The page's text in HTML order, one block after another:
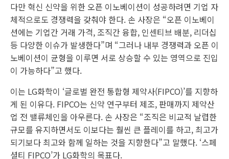
다만 혁신 신약을 위한 오픈 이노베이션이 성공하려면 기업 자
체적으로도 경쟁력을 갖춰야 한다. 손 사장은 “오픈 이노베이
션에는 기업간 거래 가격, 조직간 융합, 인센티브 배분, 리더십
등 다양한 이슈가 발생한다”며 “그러나 내부 경쟁력과 오픈 이
노베이션이 균형을 이루면 서로 상승할 수 있는 영역으로 진입
이 가능하다”고 했다.
이는 LG화학이 ‘글로벌 완전 통합형 제약사(FIPCO)’를 지향하
게 된 이유다. FIPCO는 신약 연구부터 제조, 판매까지 제약산
업 전 밸류체인을 아우른다. 손 사장은 “조직은 비교적 날렵한
규모를 유지하면서도 이보다는 훨씬 큰 플레이를 하고, 최고가
되기보다 최고와 함께 일하는 것을 지향한다”고 말했다. ‘스페
셜티 FIPCO’가 LG화학의 목표다.